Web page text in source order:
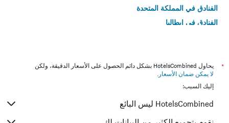
الفنادق في المملكة المتحدة
الفنادق في إيطاليا
*
يحاول HotelsCombined بشكل دائم الحصول على الأسعار الدقيقة، ولكن
لا يمكن ضمان الأسعار .
إليك السبب:
HotelsCombined ليس البائع